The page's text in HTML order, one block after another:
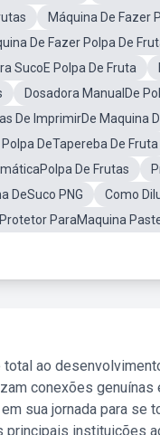
Máquina De Fazer
De Fazer Polpa De
SucoE Polpa De Fruta
Dosadora ManualDe
De ImprimirDe Maquina
DeTapereba De Fruta
De Frutas
DeSuco PNG
Como
ParaMaquina
total ao
conexões
sua jornada para se
instituições